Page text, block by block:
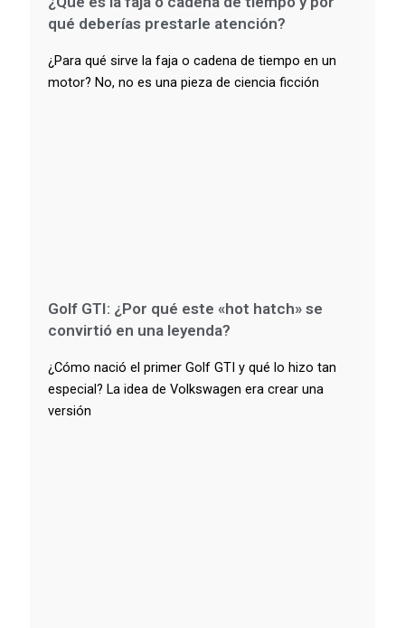
qué deberías prestarle atención?
¿Para qué sirve la faja o cadena de tiempo en un
motor? No, no es una pieza de ciencia ficción
Golf GTI: ¿Por qué este «hot hatch» se
convirtió en una leyenda?
¿Cómo nació el primer Golf GTI y qué lo hizo tan
especial? La idea de Volkswagen era crear una
versión